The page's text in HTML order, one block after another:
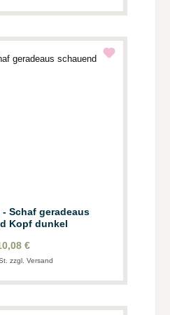
Schaf geradeaus
Kopf dunkel
€
zzgl. Versand